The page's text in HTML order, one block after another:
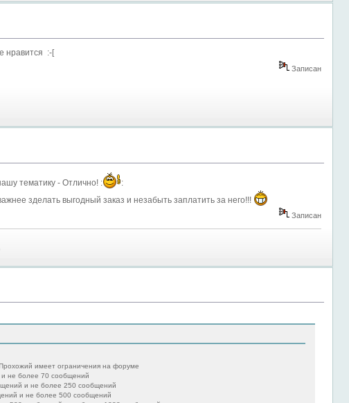
нравится :-[
Записан
тематику - Отлично! :
:
зделать выгодный заказ и незабыть заплатить за него!!!
Записан
имеет ограничения на форуме
не более 70 сообщений
и не более 250 сообщений
и не более 500 сообщений